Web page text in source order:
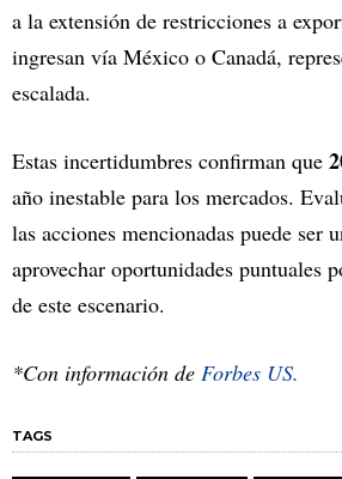
a la extensión de restricciones a
ingresan vía México o Canadá,
escalada.
Estas incertidumbres confirman que
año inestable para los mercados.
las acciones mencionadas puede ser
aprovechar oportunidades puntuales
de este escenario.
*Con información de Forbes US.
TAGS